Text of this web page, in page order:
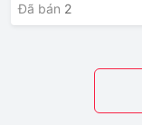
Đã bán 2